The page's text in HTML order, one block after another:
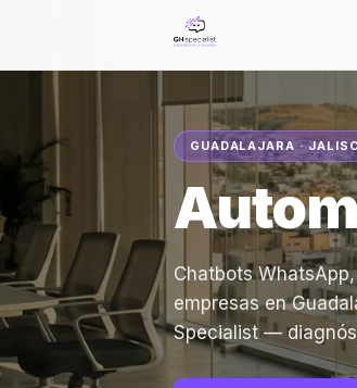
GUADALAJARA ·
Chatbots
empresas en
Specialist —